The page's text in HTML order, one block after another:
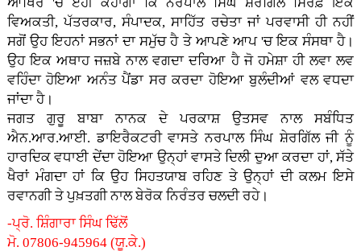
ਵਿਅਕਤੀ, ਪੱਤਰਕਾਰ, ਸੰਪਾਦਕ, ਸਾਹਿੱਤ ਰਚੇਤਾ ਜਾਂ ਪਰਵਾਸੀ ਹੀ ਨਹੀਂ
ਸਗੋਂ ਉਹ ਇਹਨਾਂ ਸਭਨਾਂ ਦਾ ਸਮੁੱਚ ਹੈ ਤੇ ਆਪਣੇ ਆਪ 'ਚ ਇਕ ਸੰਸਥਾ ਹੈ।
ਉਹ ਇਕ ਅਥਾਹ ਜਜ਼ਬੇ ਨਾਲ ਵਗਦਾ ਦਰਿਆ ਹੈ ਜੋ ਹਮੇਸ਼ਾ ਹੀ ਲਵਾ ਲਵ
ਵਹਿੰਦਾ ਹੋਇਆ ਅਨੰਤ ਪੈਂਡਾ ਸਰ ਕਰਦਾ ਹੋਇਆ ਬੁਲੰਦੀਆਂ ਵਲ ਵਧਦਾ
ਜਾਂਦਾ ਹੈ।
ਜਗਤ ਗੁਰੂ ਬਾਬਾ ਨਾਨਕ ਦੇ ਪਰਕਾਸ਼ ਉਤਸਵ ਨਾਲ ਸਬੰਧਿਤ
ਐਨ.ਆਰ.ਆਈ. ਡਾਇਰੈਕਟਰੀ ਵਾਸਤੇ ਨਰਪਾਲ ਸਿੰਘ ਸ਼ੇਰਗਿੱਲ ਜੀ ਨੂੰ
ਹਾਰਦਿਕ ਵਧਾਈ ਦੇਂਦਾ ਹੋਇਆ ਉਨ੍ਹਾਂ ਵਾਸਤੇ ਦਿਲੀ ਦੁਆ ਕਰਦਾ ਹਾਂ, ਸੱਤੇ
ਖੈਰਾਂ ਮੰਗਦਾ ਹਾਂ ਕਿ ਉਹ ਸਿਹਤਯਾਬ ਰਹਿਣ ਤੇ ਉਨ੍ਹਾਂ ਦੀ ਕਲਮ ਇਸੇ
ਰਵਾਨਗੀ ਤੇ ਪੁਖ਼ਤਗੀ ਨਾਲ ਬੇਰੋਕ ਨਿਰੰਤਰ ਚਲਦੀ ਰਹੇ।
-ਪ੍ਰੋ. ਸ਼ਿੰਗਾਰਾ ਸਿੰਘ ਢਿੱਲੋਂ
ਮੋ. 07806-945964 (ਯੂ.ਕੇ.)